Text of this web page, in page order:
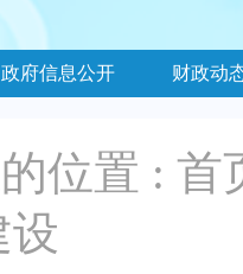
政府信息公开 财政动
位置 : 首
设